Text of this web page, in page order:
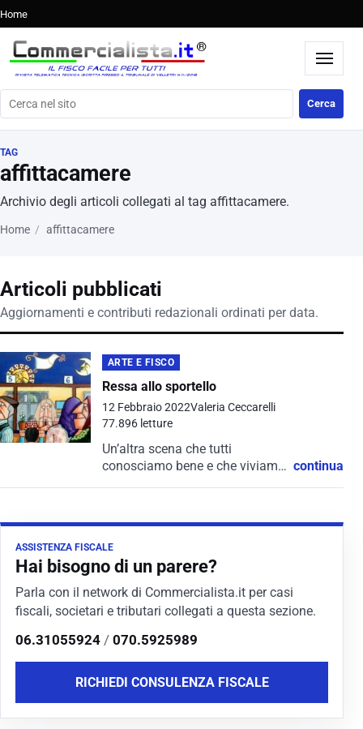
Home
Cerca nel sito Cerca
TAG
affittacamere
Archivio degli articoli collegati al tag affittacamere.
Home affittacamere
Articoli pubblicati
Aggiornamenti e contributi redazionali ordinati per data.
ARTE E FISCO
Ressa allo sportello
12 Febbraio 2022Valeria Ceccarelli
77.896 letture
Un’altra scena che tutti
conosciamo bene e che viviamo
tipici del surrealismo...
continua
ASSISTENZA FISCALE
Hai bisogno di un parere?
Parla con il network di Commercialista.it per casi
fiscali, societari e tributari collegati a questa sezione.
06.31055924 / 070.5925989
RICHIEDI CONSULENZA FISCALE